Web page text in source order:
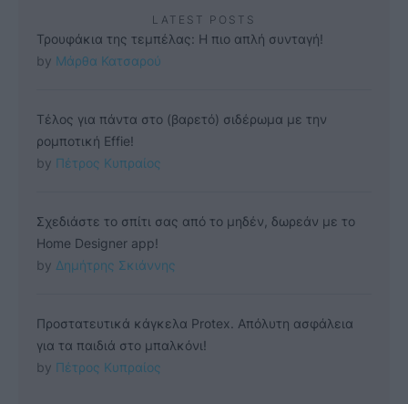
LATEST POSTS
Τρουφάκια της τεμπέλας: Η πιο απλή συνταγή!
by Μάρθα Κατσαρού
Τέλος για πάντα στο (βαρετό) σιδέρωμα με την
ρομποτική Effie!
by Πέτρος Κυπραίος
Σχεδιάστε το σπίτι σας από το μηδέν, δωρεάν με το
Home Designer app!
by Δημήτρης Σκιάννης
Προστατευτικά κάγκελα Protex. Απόλυτη ασφάλεια
για τα παιδιά στο μπαλκόνι!
by Πέτρος Κυπραίος